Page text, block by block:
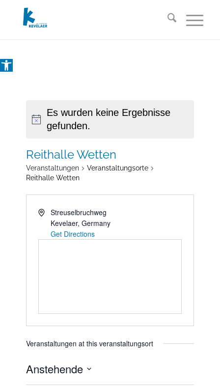
Open toolbar
Es wurden keine Ergebnisse
gefunden.
Reithalle Wetten
Veranstaltungen
Veranstaltungsorte
Reithalle Wetten
Streuselbruchweg
Kevelaer, Germany
Get Directions
Veranstaltungen at this veranstaltungsort
Anstehende
Datum